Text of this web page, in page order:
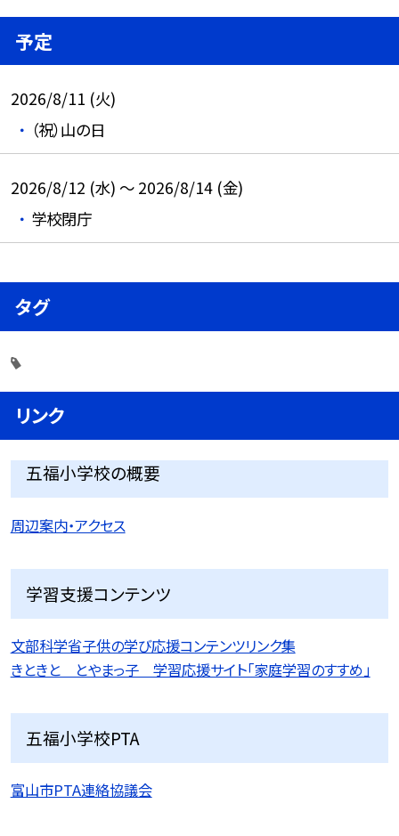
予定
2026/8/11 (火)
（祝）山の日
2026/8/12 (水) ～ 2026/8/14 (金)
学校閉庁
タグ
リンク
五福小学校の概要
周辺案内・アクセス
学習支援コンテンツ
文部科学省子供の学び応援コンテンツリンク集
きときと とやまっ子 学習応援サイト「家庭学習のすすめ」
五福小学校PTA
富山市PTA連絡協議会